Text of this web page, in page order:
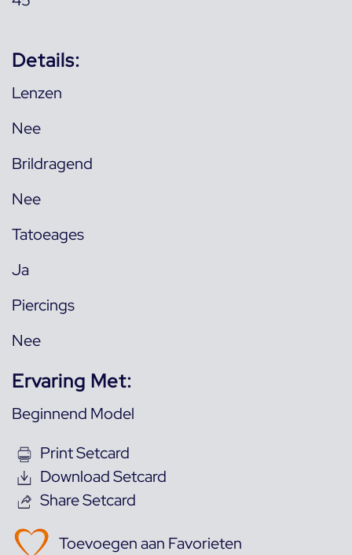
Details:
Lenzen
Nee
Brildragend
Nee
Tatoeages
Ja
Piercings
Nee
Ervaring Met:
Beginnend Model
Print Setcard
Download Setcard
Share Setcard
Toevoegen aan Favorieten